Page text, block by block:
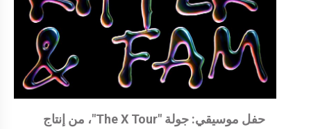
حفل موسيقي: جولة "The X Tour"، من إنتاج